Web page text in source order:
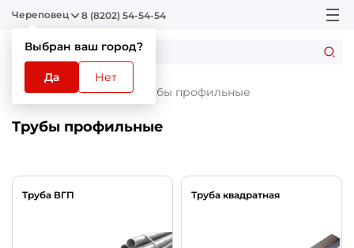
Череповец
Выбран ваш город?
Да Нет
8 (8202) 54-54-54
Главная Каталог Трубы профильные
Трубы профильные
Труба ВГП Труба квадратная